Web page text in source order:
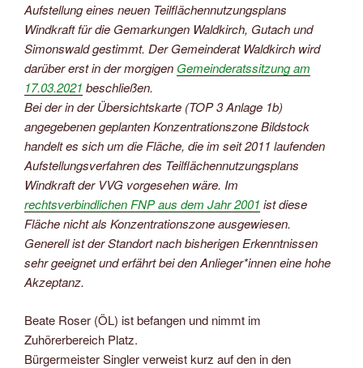
Aufstellung eines neuen Teilflächennutzungsplans
Windkraft für die Gemarkungen Waldkirch, Gutach und
Simonswald gestimmt. Der Gemeinderat Waldkirch wird
darüber erst in der morgigen Gemeinderatssitzung am
17.03.2021 beschließen.
Bei der in der Übersichtskarte (TOP 3 Anlage 1b)
angegebenen geplanten Konzentrationszone Bildstock
handelt es sich um die Fläche, die im seit 2011 laufenden
Aufstellungsverfahren des Teilflächennutzungsplans
Windkraft der VVG vorgesehen wäre. Im
rechtsverbindlichen FNP aus dem Jahr 2001 ist diese
Fläche nicht als Konzentrationszone ausgewiesen.
Generell ist der Standort nach bisherigen Erkenntnissen
sehr geeignet und erfährt bei den Anlieger*innen eine hohe
Akzeptanz.
Beate Roser (ÖL) ist befangen und nimmt im
Zuhörerbereich Platz.
Bürgermeister Singler verweist kurz auf den in den